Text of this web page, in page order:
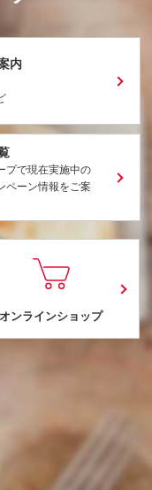
内
プで現在実施中の
ペーン情報をご案
オンラインショップ